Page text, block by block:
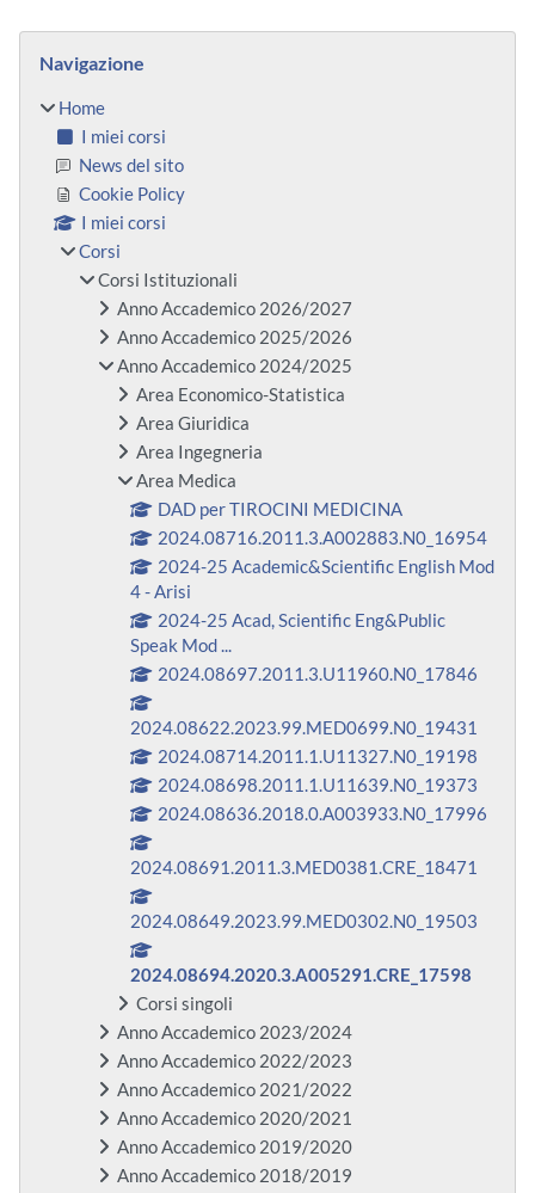
Blocchi
Navigazione
Home
I miei corsi
News del sito
Cookie Policy
I miei corsi
Corsi
Corsi Istituzionali
Anno Accademico 2026/2027
Anno Accademico 2025/2026
Anno Accademico 2024/2025
Area Economico-Statistica
Area Giuridica
Area Ingegneria
Area Medica
DAD per TIROCINI MEDICINA
2024.08716.2011.3.A002883.N0_16954
2024-25 Academic&Scientific English Mod
4 - Arisi
2024-25 Acad, Scientific Eng&Public
Speak Mod ...
2024.08697.2011.3.U11960.N0_17846
2024.08622.2023.99.MED0699.N0_19431
2024.08714.2011.1.U11327.N0_19198
2024.08698.2011.1.U11639.N0_19373
2024.08636.2018.0.A003933.N0_17996
2024.08691.2011.3.MED0381.CRE_18471
2024.08649.2023.99.MED0302.N0_19503
2024.08694.2020.3.A005291.CRE_17598
Corsi singoli
Anno Accademico 2023/2024
Anno Accademico 2022/2023
Anno Accademico 2021/2022
Anno Accademico 2020/2021
Anno Accademico 2019/2020
Anno Accademico 2018/2019